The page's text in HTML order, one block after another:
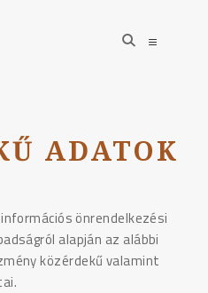
open
search
open
ADATOK
önrendelkezési
alapján az alábbi
közérdekű valamint